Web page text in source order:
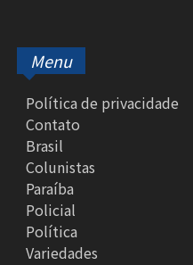
Menu
Política de privacidade
Contato
Brasil
Colunistas
Paraíba
Policial
Política
Variedades